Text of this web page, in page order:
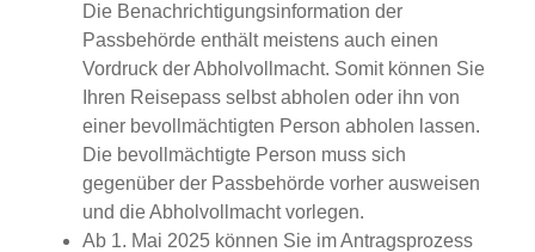
Die Benachrichtigungsinformation der
Passbehörde enthält meistens auch einen
Vordruck der Abholvollmacht. Somit können Sie
Ihren Reisepass selbst abholen oder ihn von
einer bevollmächtigten Person abholen lassen.
Die bevollmächtigte Person muss sich
gegenüber der Passbehörde vorher ausweisen
und die Abholvollmacht vorlegen.
Ab 1. Mai 2025 können Sie im Antragsprozess